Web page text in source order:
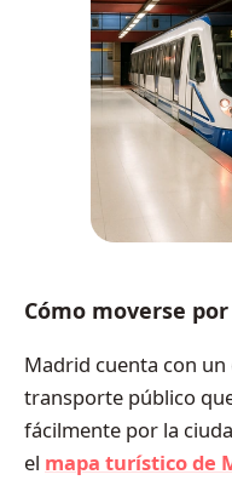
Cómo moverse
Madrid cuenta con
transporte público
fácilmente por la
el mapa turístico de